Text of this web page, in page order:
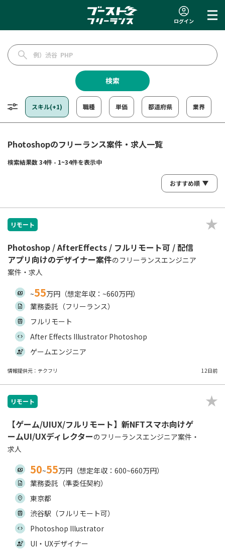
ログイン
検索
スキル(+1) 職種 単価 都道府県 業界
Photoshopのフリーランス案件・求人一覧
検索結果数 34件 - 1~34件を表示中
リモート
Photoshop / AfterEffects / フルリモート可 / 配信
アプリ向けのデザイナー案件のフリーランスエンジニア
案件・求人
~55万円（想定年収：~660万円）
業務委託（フリーランス）
フルリモート
After Effects Illustrator Photoshop
ゲームエンジニア
情報提供元：テクフリ 12日前
リモート
【ゲーム/UIUX/フルリモート】新NFTスマホ向けゲ
ームUI/UXディレクターのフリーランスエンジニア案件・
求人
50~55万円（想定年収：600~660万円）
業務委託（準委任契約）
東京都
渋谷駅（フルリモート可）
Photoshop Illustrator
UI・UXデザイナー